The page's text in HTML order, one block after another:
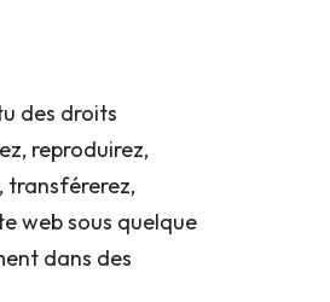
des droits
reproduirez,
transférerez,
web sous quelque
dans des